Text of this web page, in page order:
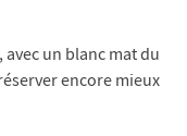
un blanc mat du
encore mieux